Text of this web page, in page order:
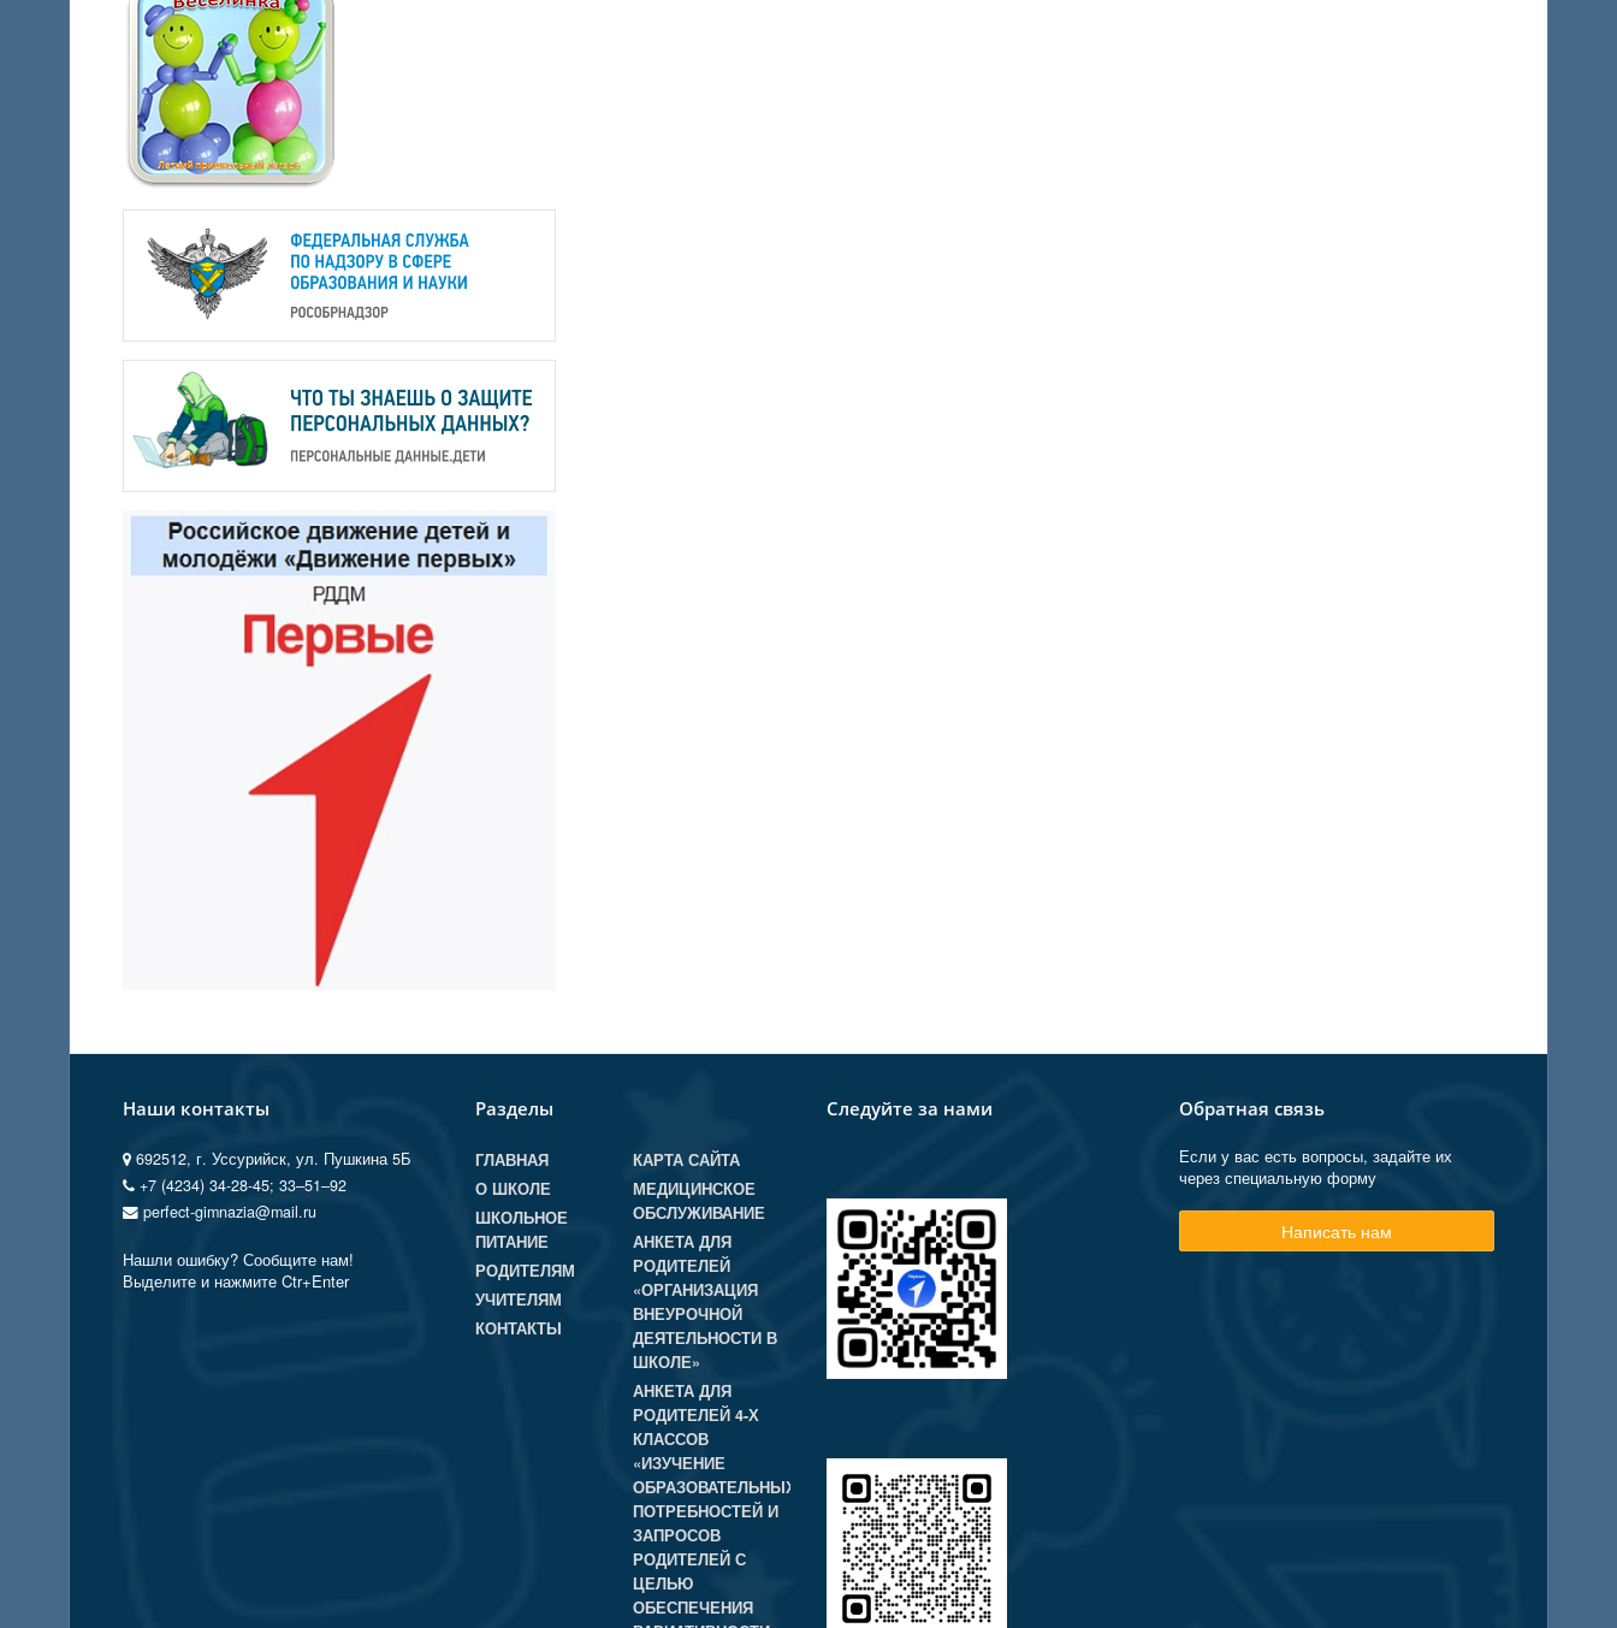
Наши контакты
692512, г. Уссурийск, ул. Пушкина 5Б
+7 (4234) 34-28-45; 33‒51‒92
perfect-gimnazia@mail.ru
Нашли ошибку? Сообщите нам!
Выделите и нажмите Ctr+Enter
Разделы
ГЛАВНАЯ
О ШКОЛЕ
ШКОЛЬНОЕ
ПИТАНИЕ
РОДИТЕЛЯМ
УЧИТЕЛЯМ
КОНТАКТЫ
КАРТА САЙТА
МЕДИЦИНСКОЕ
ОБСЛУЖИВАНИЕ
АНКЕТА ДЛЯ
РОДИТЕЛЕЙ
«ОРГАНИЗАЦИЯ
ВНЕУРОЧНОЙ
ДЕЯТЕЛЬНОСТИ В
ШКОЛЕ»
АНКЕТА ДЛЯ
РОДИТЕЛЕЙ 4-Х
КЛАССОВ
«ИЗУЧЕНИЕ
ОБРАЗОВАТЕЛЬНЫХ
ПОТРЕБНОСТЕЙ И
ЗАПРОСОВ
РОДИТЕЛЕЙ С
ЦЕЛЬЮ
ОБЕСПЕЧЕНИЯ
Следуйте за нами Обратная связь
Если у вас есть вопросы, задайте их
через специальную форму
Написать нам